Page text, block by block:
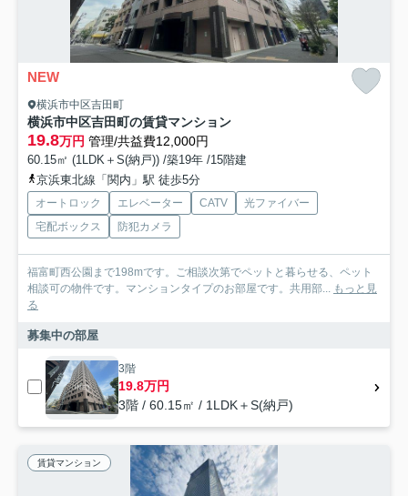
NEW
横浜市中区吉田町
横浜市中区吉田町の賃貸マンション
19.8万円 管理/共益費12,000円
60.15㎡ (1LDK＋S(納戸)) /築19年 /15階建
京浜東北線「関内」駅 徒歩5分
オートロック エレベーター CATV
光ファイバー
宅配ボックス
防犯カメラ
福富町西公園まで198mです。ご相談次第でペットと暮らせる、ペット
相談可の物件です。マンションタイプのお部屋です。共用部...
もっと見
る
募集中の部屋
3階
19.8万円
3階 / 60.15㎡ / 1LDK＋S(納戸)
賃貸マンション